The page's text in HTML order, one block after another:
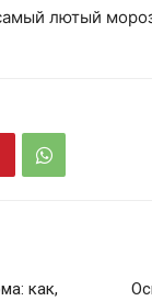
лютый
как,